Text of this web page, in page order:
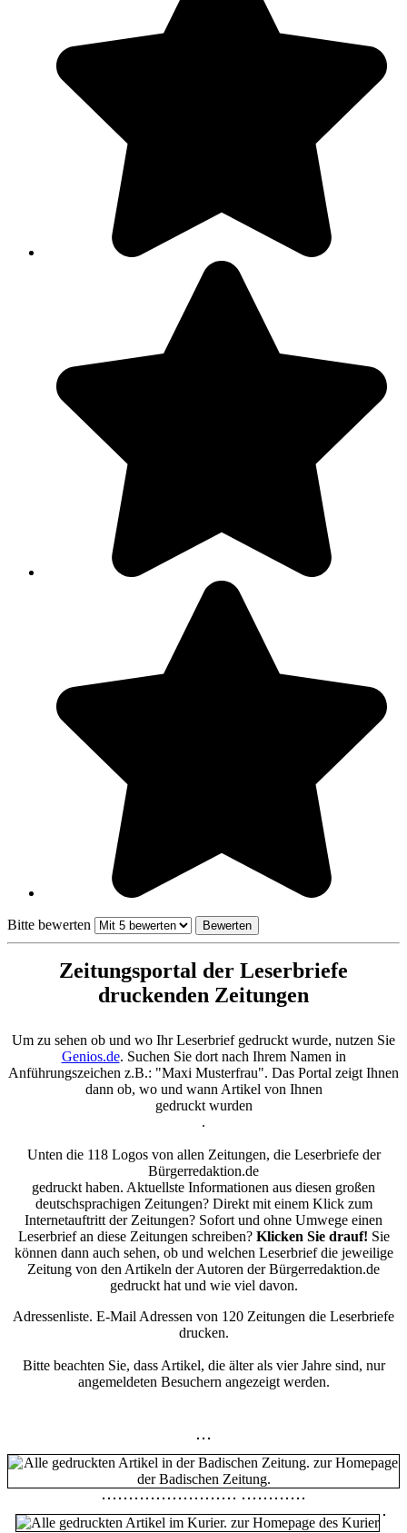
Bitte bewerten
Zeitungsportal der Leserbriefe
druckenden Zeitungen
Um zu sehen ob und wo Ihr Leserbrief gedruckt wurde, nutzen Sie
Genios.de. Suchen Sie dort nach Ihrem Namen in
Anführungszeichen z.B.: "Maxi Musterfrau". Das Portal zeigt Ihnen
dann ob, wo und wann Artikel von Ihnen
gedruckt wurden
.
Unten die 118 Logos von allen Zeitungen, die Leserbriefe der
Bürgerredaktion.de
gedruckt haben. Aktuellste Informationen aus diesen großen
deutschsprachigen Zeitungen? Direkt mit einem Klick zum
Internetauftritt der Zeitungen? Sofort und ohne Umwege einen
Leserbrief an diese Zeitungen schreiben? Klicken Sie drauf! Sie
können dann auch sehen, ob und welchen Leserbrief die jeweilige
Zeitung von den Artikeln der Autoren der Bürgerredaktion.de
gedruckt hat und wie viel davon.
Adressenliste. E-Mail Adressen von 120 Zeitungen die Leserbriefe
drucken.
Bitte beachten Sie, dass Artikel, die älter als vier Jahre sind, nur
angemeldeten Besuchern angezeigt werden.